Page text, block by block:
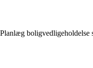
Planlæg boligvedligeholdelse